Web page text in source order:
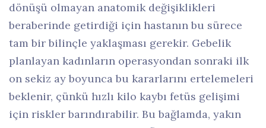
dönüşü olmayan anatomik değişiklikleri
beraberinde getirdiği için hastanın bu sürece
tam bir bilinçle yaklaşması gerekir. Gebelik
planlayan kadınların operasyondan sonraki ilk
on sekiz ay boyunca bu kararlarını ertelemeleri
beklenir, çünkü hızlı kilo kaybı fetüs gelişimi
için riskler barındırabilir. Bu bağlamda, yakın